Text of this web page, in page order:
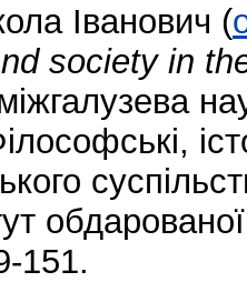
Іванович (
society in
151.